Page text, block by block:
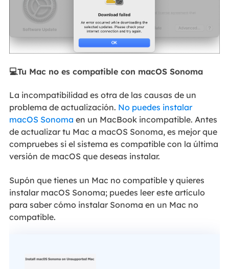
💻Tu Mac no es compatible con macOS Sonoma
La incompatibilidad es otra de las causas de un
problema de actualización. No puedes instalar
macOS Sonoma en un MacBook incompatible. Antes
de actualizar tu Mac a macOS Sonoma, es mejor que
compruebes si el sistema es compatible con la última
versión de macOS que deseas instalar.
Supón que tienes un Mac no compatible y quieres
instalar macOS Sonoma; puedes leer este artículo
para saber cómo instalar Sonoma en un Mac no
compatible.